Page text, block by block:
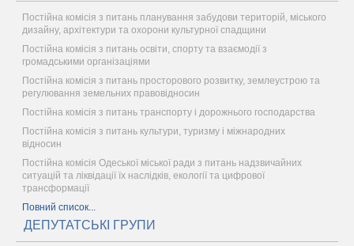
Постійна комісія з питань планування забудови територій, міського
дизайну, архітектури та охорони культурної спадщини
Постійна комісія з питань освіти, спорту та взаємодії з
громадськими організаціями
Постійна комісія з питань просторового розвитку, землеустрою та
регулювання земельних правовідносин
Постійна комісія з питань транспорту і дорожнього господарства
Постійна комісія з питань культури, туризму і міжнародних
відносин
Постійна комісія Одеської міської ради з питань надзвичайних
ситуацій та ліквідації їх наслідків, екології та цифрової
трансформації
Повний список...
ДЕПУТАТСЬКІ ГРУПИ